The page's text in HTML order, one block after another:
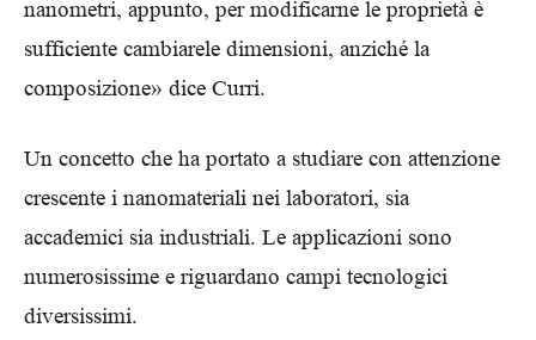
nanometri, appunto, per modificarne le proprietà è
sufficiente cambiarele dimensioni, anziché la
composizione» dice Curri.
Un concetto che ha portato a studiare con attenzione
crescente i nanomateriali nei laboratori, sia
accademici sia industriali. Le applicazioni sono
numerosissime e riguardano campi tecnologici
diversissimi.